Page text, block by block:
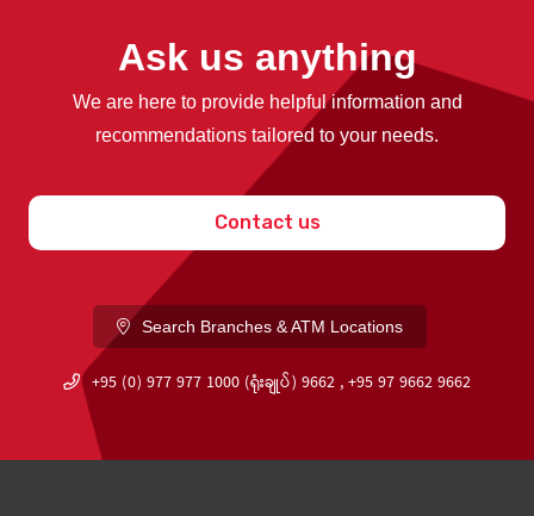
Ask us anything
We are here to provide helpful information and
recommendations tailored to your needs.
Contact us
Search Branches & ATM Locations
+95 (0) 977 977 1000 (ရုံးချုပ်) 9662 , +95 97 9662 9662